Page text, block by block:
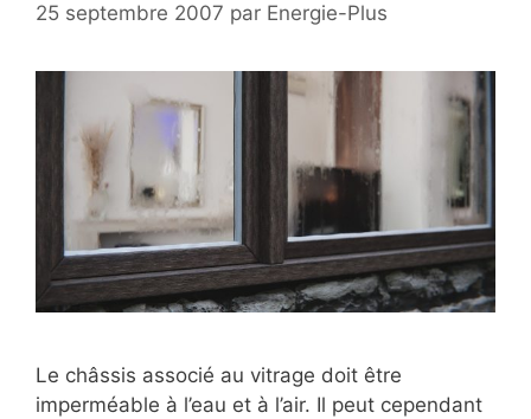
25 septembre 2007 par Energie-Plus
Le châssis associé au vitrage doit être
imperméable à l’eau et à l’air. Il peut cependant